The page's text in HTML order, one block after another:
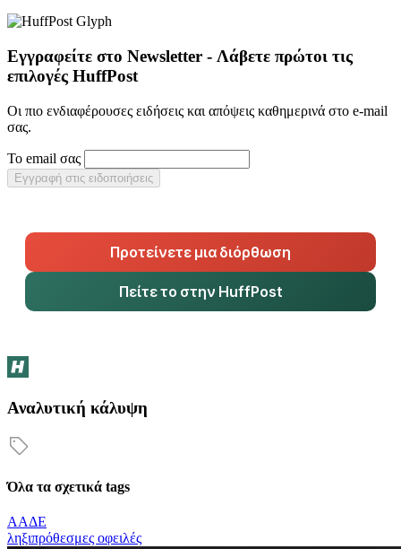
Εγγραφείτε στο Newsletter - Λάβετε πρώτοι τις
επιλογές HuffPost
Οι πιο ενδιαφέρουσες ειδήσεις και απόψεις καθημερινά στο e-mail
σας.
Το email σας
Εγγραφή στις ειδοποιήσεις
Προτείνετε μια διόρθωση
Πείτε το στην HuffPost
Αναλυτική κάλυψη
Όλα τα σχετικά tags
ΑΑΔΕ
ληξιπρόθεσμες οφειλές